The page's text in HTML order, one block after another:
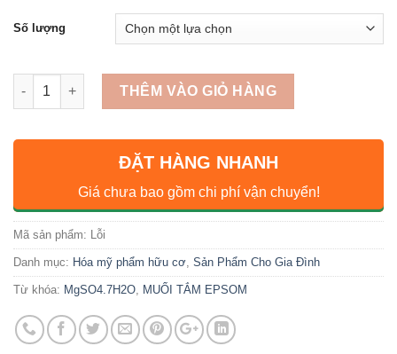
Số lượng
Số lượng THÊM VÀO GIỎ HÀNG
ĐẶT HÀNG NHANH
Giá chưa bao gồm chi phí vận chuyển!
Mã sản phẩm: Lỗi
Danh mục: Hóa mỹ phẩm hữu cơ Sản Phẩm Cho Gia Đình
Từ khóa: MgSO4.7H2O MUỐI TẮM EPSOM